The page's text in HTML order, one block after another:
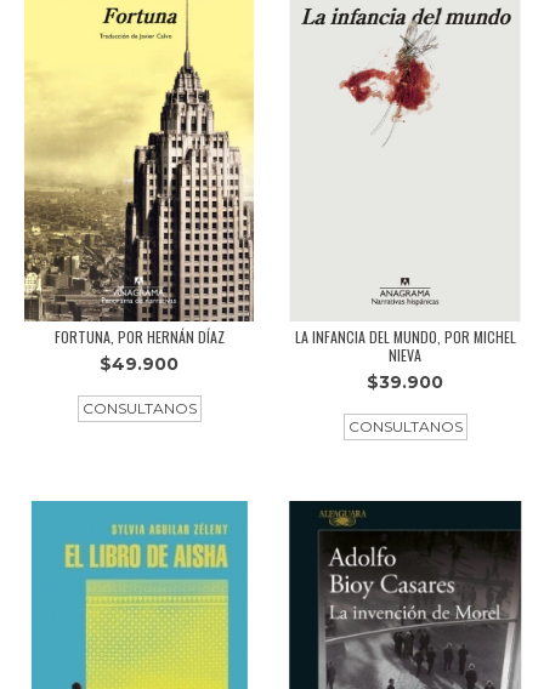
FORTUNA, POR HERNÁN DÍAZ
$49.900
LA INFANCIA DEL MUNDO, POR MICHEL
NIEVA
$39.900